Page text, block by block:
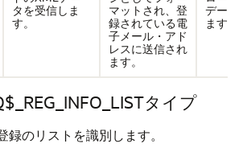
タを受信しま
す。
マットされ、登
録されている電
子メール・アド
レスに送信され
ます。
データ
ます。
タイプ
録のリストを識別します。